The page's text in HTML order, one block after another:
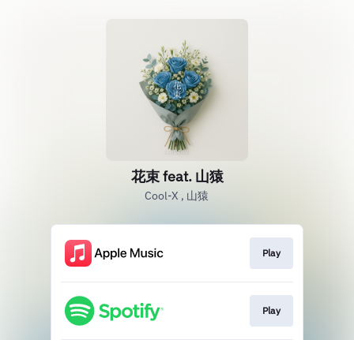
花束 feat. 山猿
Cool-X , 山猿
Play
Play